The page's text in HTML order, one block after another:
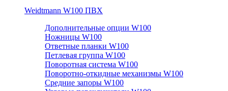
Weidtmann W100 ПВХ
Дополнительные опции W100
Ножницы W100
Ответные планки W100
Петлевая группа W100
Поворотная система W100
Поворотно-откидные механизмы W100
Средние запоры W100